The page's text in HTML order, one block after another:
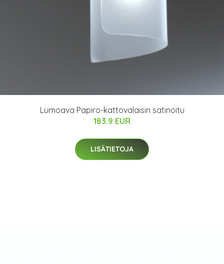
Lumoava Papiro-kattovalaisin satinoitu
183.9 EUR
LISÄTIETOJA